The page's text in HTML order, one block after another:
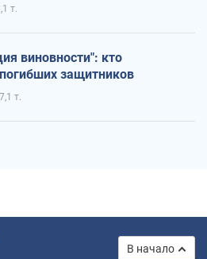
т.
виновности": кто
защитников
7,1 т.
В начало